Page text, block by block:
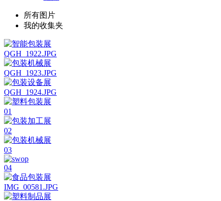
所有图片
我的收集夹
QGH_1922.JPG
QGH_1923.JPG
QGH_1924.JPG
01
02
03
04
IMG_00581.JPG